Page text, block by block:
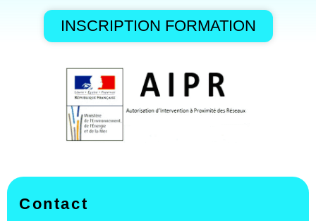
INSCRIPTION FORMATION
Contact